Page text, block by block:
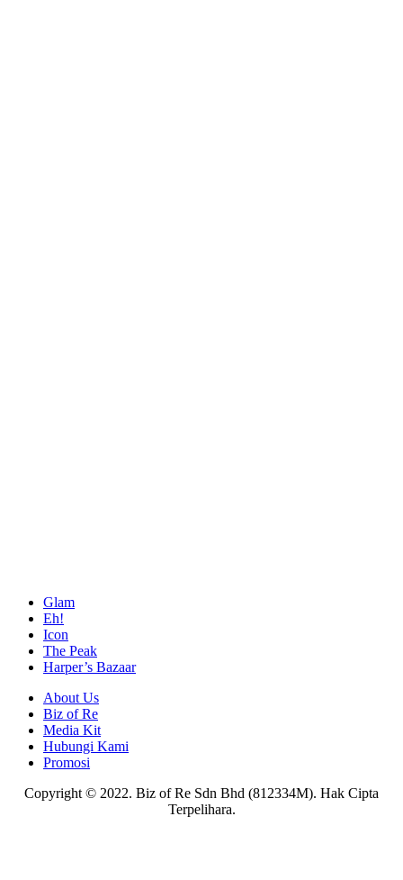
Glam
Eh!
Icon
The Peak
Harper’s Bazaar
About Us
Biz of Re
Media Kit
Hubungi Kami
Promosi
Copyright © 2022. Biz of Re Sdn Bhd (812334M). Hak Cipta
Terpelihara.